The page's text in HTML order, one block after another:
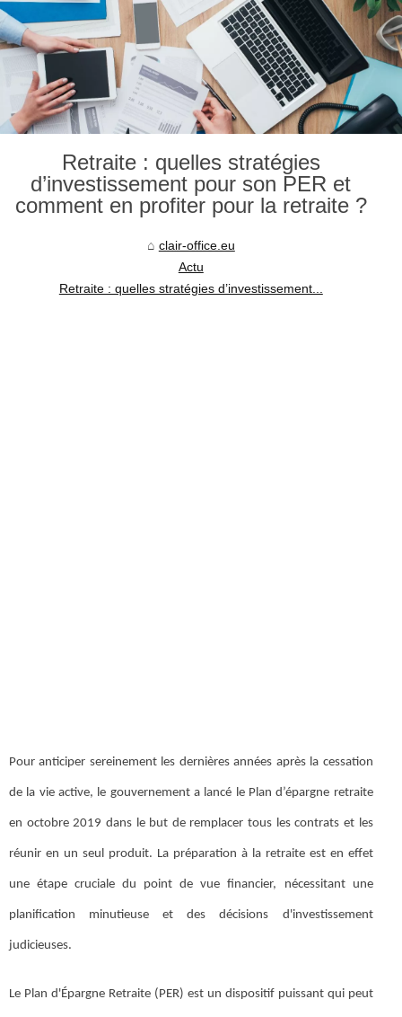
Retraite : quelles stratégies
d’investissement pour son PER et
comment en profiter pour la retraite ?
clair-office.eu
Actu
Retraite : quelles stratégies d’investissement...
Pour anticiper sereinement les dernières années après la cessation
de la vie active, le gouvernement a lancé le Plan d’épargne retraite
en octobre 2019 dans le but de remplacer tous les contrats et les
réunir en un seul produit. La préparation à la retraite est en effet
une étape cruciale du point de vue financier, nécessitant une
planification minutieuse et des décisions d'investissement
judicieuses.
Le Plan d'Épargne Retraite (PER) est un dispositif puissant qui peut